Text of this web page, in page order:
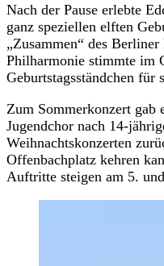
Nach der Pause erlebte
ganz speziellen elften
„Zusammen“ des
Philharmonie stimmte im
Geburtstagsständchen für
Zum Sommerkonzert gab
Jugendchor nach 14-
Weihnachtskonzerten
Offenbachplatz kehren
Auftritte steigen am 5.